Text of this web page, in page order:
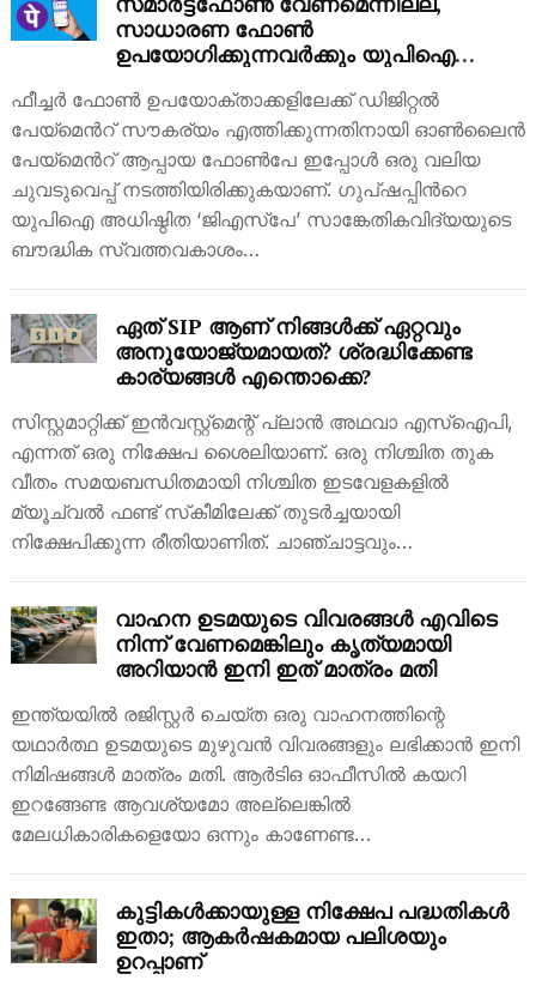
സാധാരണ ഫോൺ
ഉപയോഗിക്കുന്നവർക്കും യുപിഐ
പുറത്തിറക്കാൻ ഫോൺപേ
ഫീച്ചർ ഫോൺ ഉപയോക്താക്കളിലേക്ക് ഡിജിറ്റൽ
പേയ്‌മെൻറ് സൗകര്യം എത്തിക്കുന്നതിനായി ഓൺലൈൻ
പേയ്‌മെൻറ് ആപ്പായ ഫോൺപേ ഇപ്പോൾ ഒരു വലിയ
ചുവടുവെപ്പ് നടത്തിയിരിക്കുകയാണ്. ഗുപ്ഷപ്പിൻറെ
യുപിഐ അധിഷ്ഠിത ‘ജിഎസ്പേ’ സാങ്കേതികവിദ്യയുടെ
ബൗദ്ധിക സ്വത്തവകാശം…
ഏത് SIP ആണ് നിങ്ങൾക്ക് ഏറ്റവും
അനുയോജ്യമായത്? ശ്രദ്ധിക്കേണ്ട
കാര്യങ്ങൾ എന്തൊക്കെ?
സിസ്റ്റമാറ്റിക്ക് ഇൻവസ്റ്റ്‌മെന്റ് പ്ലാൻ അഥവാ എസ്‌ഐപി,
എന്നത് ഒരു നിക്ഷേപ ശൈലിയാണ്. ഒരു നിശ്ചിത തുക
വീതം സമയബന്ധിതമായി നിശ്ചിത ഇടവേളകളിൽ
മ്യൂച്വൽ ഫണ്ട് സ്‌കീമിലേക്ക് തുടർച്ചയായി
നിക്ഷേപിക്കുന്ന രീതിയാണിത്. ചാഞ്ചാട്ടവും…
വാഹന ഉടമയുടെ വിവരങ്ങൾ എവിടെ
നിന്ന് വേണമെങ്കിലും കൃത്യമായി
അറിയാൻ ഇനി ഇത് മാത്രം മതി
ഇന്ത്യയിൽ രജിസ്റ്റർ ചെയ്ത ഒരു വാഹനത്തിന്റെ
യഥാർത്ഥ ഉടമയുടെ മുഴുവൻ വിവരങ്ങളും ലഭിക്കാൻ ഇനി
നിമിഷങ്ങൾ മാത്രം മതി. ആർടിഒ ഓഫീസിൽ കയറി
ഇറങ്ങേണ്ട ആവശ്യമോ അല്ലെങ്കിൽ
മേലധികാരികളെയോ ഒന്നും കാണേണ്ട…
കുട്ടികൾക്കായുള്ള നിക്ഷേപ പദ്ധതികൾ
ഇതാ; ആകർഷകമായ പലിശയും
ഉറപ്പാണ്